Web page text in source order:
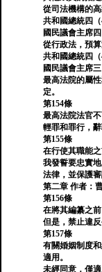
從司法機構的
共和國總統四（
國民議會主席
從行政法，預
共和國總統四（
國民議會主席
最高法院的屬
定。
第154條
最高法院法官
輕罪和罪行，
第155條
在行使其職能
我發誓要忠實
法律，並保護
第二章 作者：
第156條
在將其編纂之
但是，禁止違
第157條
有關婚姻制度
適用。
未經同意，僅適